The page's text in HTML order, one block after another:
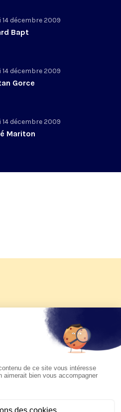
14 décembre 2009
Bapt
14 décembre 2009
Gorce
14 décembre 2009
Mariton
d'été 2026 de KTO
pastorale du pape Léon
à suivre sur KTO le
août